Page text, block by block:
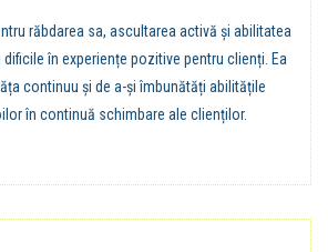
răbdarea sa, ascultarea activă și abilitatea
în experiențe pozitive pentru clienți. Ea
continuu și de a-și îmbunătăți abilitățile
în continuă schimbare ale clienților.